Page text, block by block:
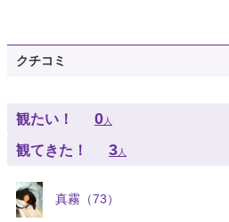
クチコミ
観たい！ 0人
観てきた！ 3人
真霧（73）